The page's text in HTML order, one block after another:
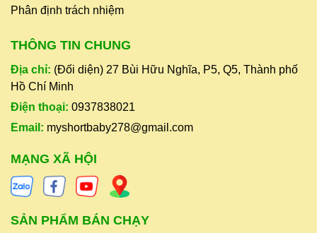
Phân định trách nhiệm
THÔNG TIN CHUNG
Địa chỉ: (Đối diện) 27 Bùi Hữu Nghĩa, P5, Q5, Thành phố
Hồ Chí Minh
Điện thoại: 0937838021
Email: myshortbaby278@gmail.com
MẠNG XÃ HỘI
SẢN PHẨM BÁN CHẠY